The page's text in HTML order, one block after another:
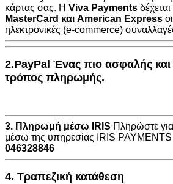
κάρτας σας. Η Viva Payments
MasterCard και American Express
ηλεκτρονικές (e-commerce)
2.PayPal Ένας πιο ασφαλής και
τρόπος πληρωμής.
3. Πληρωμή μέσω IRIS Πληρώστε
μέσω της υπηρεσίας IRIS
046328846
4. Τραπεζική κατάθεση